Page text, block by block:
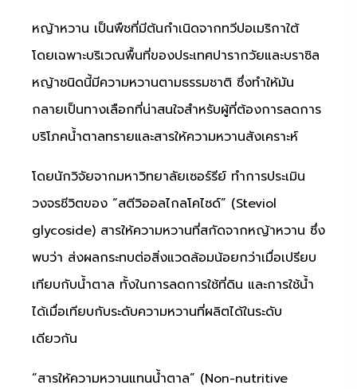
หญ้าหวาน เป็นพืชที่มีต้นกำเนิดจากทวีปอเมริกาใต้
โดยเฉพาะบริเวณพื้นที่ของประเทศปารากวัยและบราซิล
หญ้าชนิดนี้มีความหวานตามธรรมชาติ ซึ่งทำให้มัน
กลายเป็นทางเลือกที่น่าสนใจสำหรับผู้ที่ต้องการลดการ
บริโภคน้ำตาลทรายและสารให้ความหวานสังเคราะห์
โดยนักวิจัยจากมหาวิทยาลัยเซอร์รีย์ ทำการประเมิน
วงจรชีวิตของ “สตีวิออลไกลโคไซด์” (Steviol
glycoside) สารให้ความหวานที่สกัดจากหญ้าหวาน ซึ่ง
พบว่า ส่งผลกระทบต่อสิ่งแวดล้อมน้อยกว่าเมื่อเปรียบ
เทียบกับน้ำตาล ทั้งในการลดการใช้ที่ดิน และการใช้น้ำ
ได้เมื่อเทียบกับระดับความหวานที่ผลิตได้ในระดับ
เดียวกัน
“สารให้ความหวานแทนน้ำตาล” (Non-nutritive